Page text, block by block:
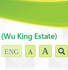
ENG A A